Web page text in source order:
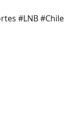
#LNB #Chile